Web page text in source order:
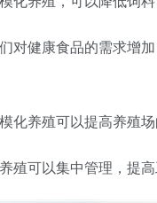
对健康食品的需求增
化养殖可以提高养殖
殖可以集中管理，提高